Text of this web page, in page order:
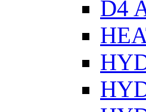
D4